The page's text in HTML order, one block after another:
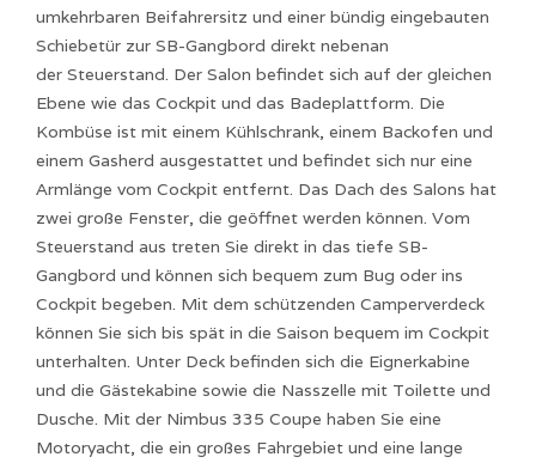
umkehrbaren Beifahrersitz und einer bündig eingebauten
Schiebetür zur SB-Gangbord direkt nebenan
der Steuerstand. Der Salon befindet sich auf der gleichen
Ebene wie das Cockpit und das Badeplattform. Die
Kombüse ist mit einem Kühlschrank, einem Backofen und
einem Gasherd ausgestattet und befindet sich nur eine
Armlänge vom Cockpit entfernt. Das Dach des Salons hat
zwei große Fenster, die geöffnet werden können. Vom
Steuerstand aus treten Sie direkt in das tiefe SB-
Gangbord und können sich bequem zum Bug oder ins
Cockpit begeben. Mit dem schützenden Camperverdeck
können Sie sich bis spät in die Saison bequem im Cockpit
unterhalten. Unter Deck befinden sich die Eignerkabine
und die Gästekabine sowie die Nasszelle mit Toilette und
Dusche. Mit der Nimbus 335 Coupe haben Sie eine
Motoryacht, die ein großes Fahrgebiet und eine lange